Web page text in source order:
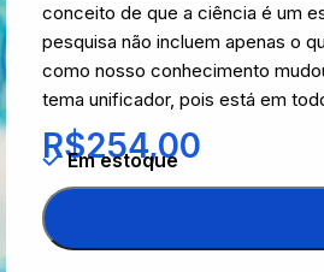
conceito de que a ciência é um
pesquisa não incluem apenas o
como nosso conhecimento
tema unificador, pois está em
R$254,00
Em estoque